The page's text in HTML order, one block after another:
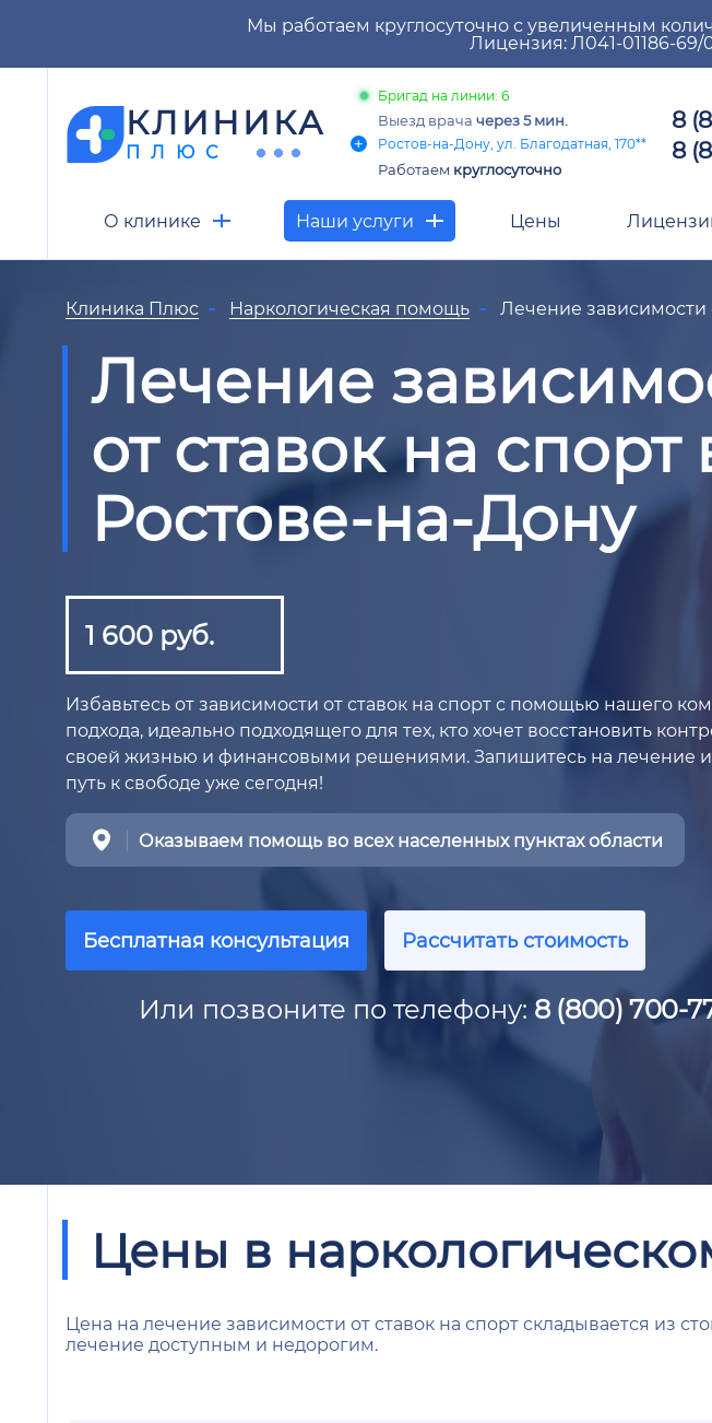
Мы работаем круглосуточно с увеличенным
Лицензия: Л041-01186-
КЛИНИКА
ПЛЮС
Бригад на линии: 6
Выезд врача через 5 мин.
Ростов-на-Дону, ул. Благодатная, 170**
Работаем круглосуточно
8
8
О клинике Наши услуги Цены
Клиника Плюс Наркологическая помощь Лечение зависимости
Лечение
от ставок на спорт
Ростове-на-Дону
1 600 руб.
Избавьтесь от зависимости от ставок на спорт с помощью нашего
подхода, идеально подходящего для тех, кто хочет восстановить
своей жизнью и финансовыми решениями. Запишитесь на лечение
путь к свободе уже сегодня!
Оказываем помощь во всех населенных пунктах области
Бесплатная консультация Рассчитать стоимость
Или позвоните по телефону: 8 (800) 700-
Цены в
Цена на лечение зависимости от ставок на спорт складывается из
лечение доступным и недорогим.